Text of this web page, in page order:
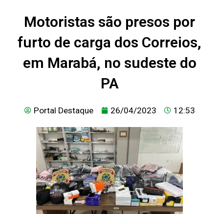
Motoristas são presos por
furto de carga dos Correios,
em Marabá, no sudeste do
PA
Portal Destaque 26/04/2023 12:53